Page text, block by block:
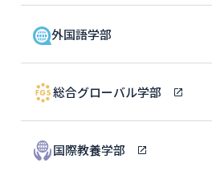
外国語学部
総合グローバル学部
国際教養学部